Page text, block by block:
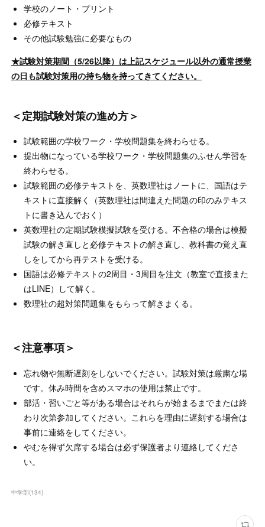
学校のノート・プリント
必修テキスト
その他試験勉強に必要なもの
★試験対策期間（5/26以降）は上記スケジュール以外の通常授業
の日も試験対策用の持ち物を持ってきてください。
＜定期試験対策の進め方＞
試験範囲の学校ワーク・学校問題集を終わらせる。
提出物になっている学校ワーク・学校問題集のふせん学習を
終わらせる。
試験範囲の必修テキストを、英数理社はノートに、国語はテ
キストに直接解く（英数理社は間違えた問題の印のみテキス
トに書き込んでおく）
英数理社の定期試験模擬試験を受ける。不合格の場合は模擬
試験の解き直しと必修テキストの解き直し、教科書の覚え直
しをしてから再テストを受ける。
国語は必修テキストの2周目・3周目を注文（教室で直接また
はLINE）して解く。
数理社の超対策問題集をもらって解きまくる。
＜注意事項＞
忘れ物や無断遅刻をしないでください。試験対策は厳粛な場
です。休み時間を含めスマホの使用は禁止です。
部活・習いごと等がある場合はそれらが始まるまでまたは終
わり次第参加してください。これらを理由に遅刻する場合は
事前に連絡をしてください。
やむを得ず欠席する場合は必ず保護者より連絡してくださ
い。
中学部(134)